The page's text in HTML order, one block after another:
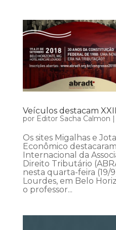
Veículos destacam
por Editor Sacha Calmon |
Os sites Migalhas e
Econômico
Internacional da
Direito Tributário
nesta quarta-feira (19/
Lourdes, em Belo
o professor...